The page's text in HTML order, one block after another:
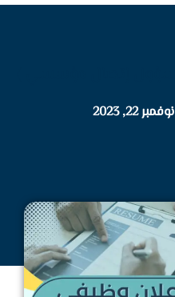
نوفمبر 22, 2023